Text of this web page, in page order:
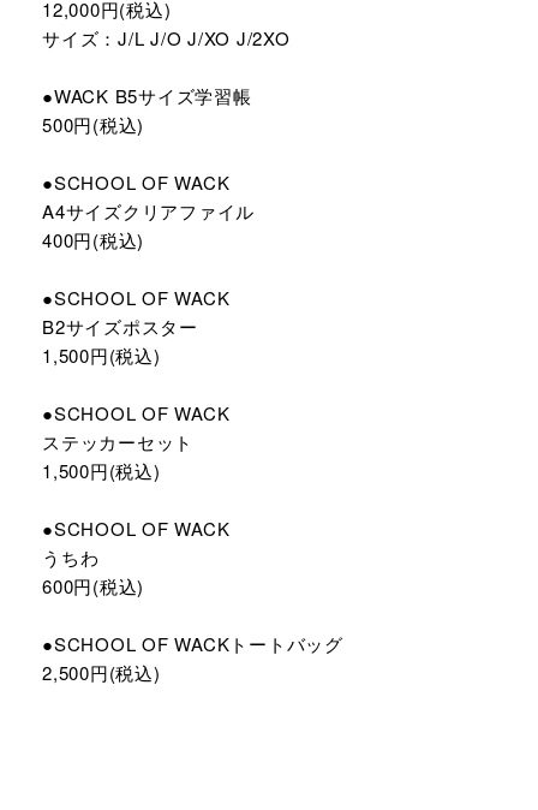
12,000円(税込)
サイズ：J/L J/O J/XO J/2XO
●WACK B5サイズ学習帳
500円(税込)
●SCHOOL OF WACK
A4サイズクリアファイル
400円(税込)
●SCHOOL OF WACK
B2サイズポスター
1,500円(税込)
●SCHOOL OF WACK
ステッカーセット
1,500円(税込)
●SCHOOL OF WACK
うちわ
600円(税込)
●SCHOOL OF WACKトートバッグ
2,500円(税込)